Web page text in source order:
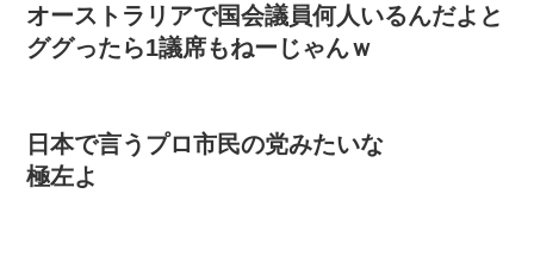
オーストラリアで国会議員何人いるんだよと
ググったら1議席もねーじゃんｗ
日本で言うプロ市民の党みたいな
極左よ